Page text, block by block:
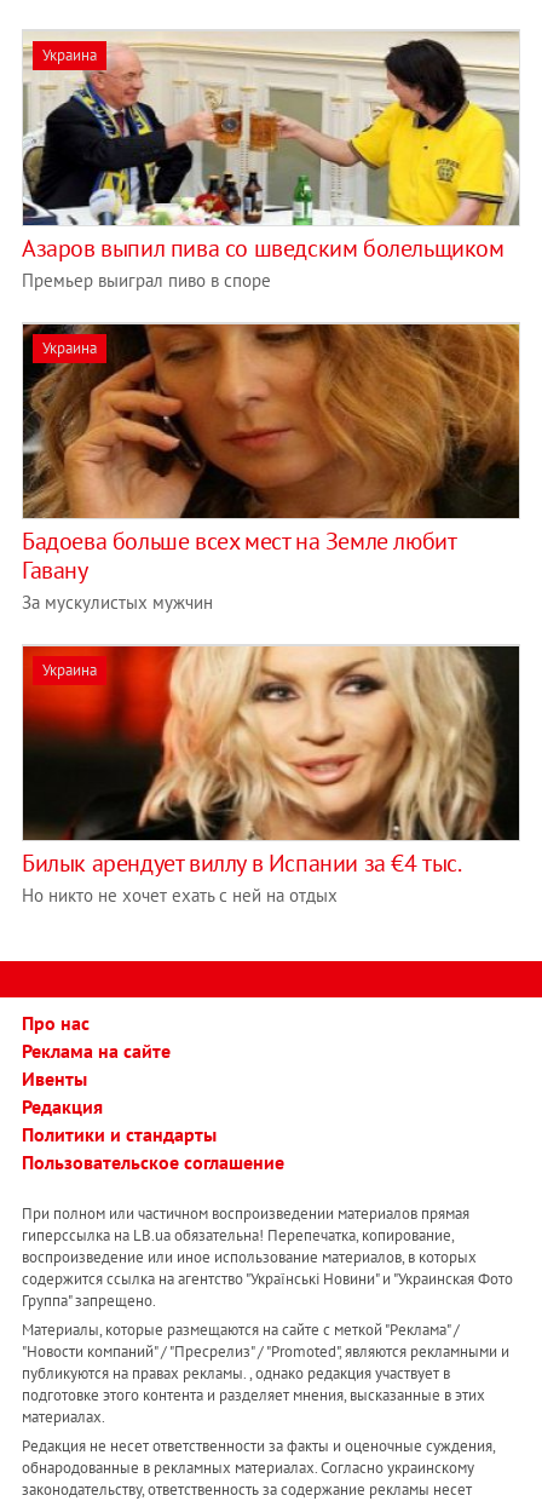
Украина
Азаров выпил пива со шведским болельщиком
Премьер выиграл пиво в споре
Украина
Бадоева больше всех мест на Земле любит
Гавану
За мускулистых мужчин
Украина
Билык арендует виллу в Испании за €4 тыс.
Но никто не хочет ехать с ней на отдых
Про нас
Реклама на сайте
Ивенты
Редакция
Политики и стандарты
Пользовательское соглашение
При полном или частичном воспроизведении материалов прямая
гиперссылка на LB.ua обязательна! Перепечатка, копирование,
воспроизведение или иное использование материалов, в которых
содержится ссылка на агентство "Українськi Новини" и "Украинская Фото
Группа" запрещено.
Материалы, которые размещаются на сайте с меткой "Реклама" /
"Новости компаний" / "Пресрелиз" / "Promoted", являются рекламными и
публикуются на правах рекламы. , однако редакция участвует в
подготовке этого контента и разделяет мнения, высказанные в этих
материалах.
Редакция не несет ответственности за факты и оценочные суждения,
обнародованные в рекламных материалах. Согласно украинскому
законодательству, ответственность за содержание рекламы несет